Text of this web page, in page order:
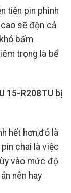
tiện pin phình
cao sẽ độn cả
bấm
trọng là bể
15-R208TU bị
hết hơn,đó là
chai là việc
vào mức độ
nên hay